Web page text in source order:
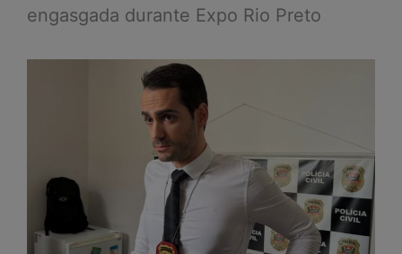
engasgada durante Expo Rio Preto